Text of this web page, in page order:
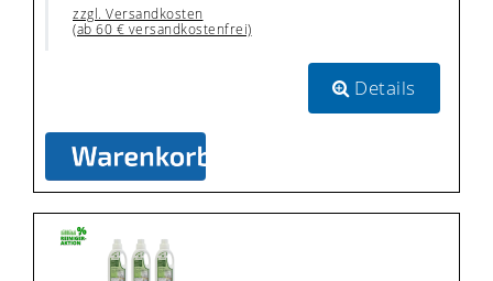
zzgl. Versandkosten
(ab 60 € versandkostenfrei)
Details